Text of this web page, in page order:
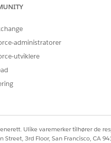
på produktnivå med sine
for å planlegge og
på omsetning, med
administratorer
utviklere
Ulike varemerker tilhører de
Street, 3rd Floor, San Francisco, CA